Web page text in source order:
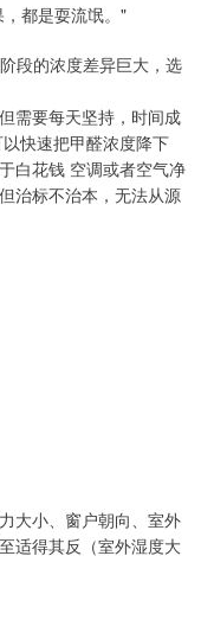
都是耍流氓。"
段的浓度差异巨大，选
需要每天坚持，时间成
快速把甲醛浓度降下
白花钱 空调或者空气净
治标不治本，无法从源
大小、窗户朝向、室外
适得其反（室外湿度大